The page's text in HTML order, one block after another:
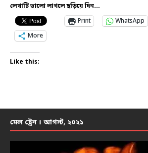
লেখাটি ভালো লাগলে ছড়িয়ে দিন...
Print
WhatsApp
More
Like this:
মেল ট্রেন । আগস্ট, ২০২১